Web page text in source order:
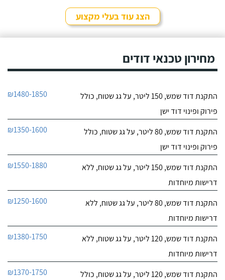
לראות את המיקום של
ההתקנה, המחיר היה הוגן
היה לארג' והשאיר נקי
חייג עכשיו
שביט דודי שמש וחשמל בע"מ
לפרטי העסק
דודי שמש" שירות טוב,
חייג עכשיו
הצג עוד בעלי מקצוע
מחירון טכנאי דודים
התקנת דוד שמש, 150 ליטר, על גג שטוח, כולל
פירוק ופינוי דוד ישן
₪1480-1850
התקנת דוד שמש, 80 ליטר, על גג שטוח, כולל
פירוק ופינוי דוד ישן
₪1350-1600
התקנת דוד שמש, 150 ליטר, על גג שטוח, ללא
דרישות מיוחדות
₪1550-1880
התקנת דוד שמש, 80 ליטר, על גג שטוח, ללא
דרישות מיוחדות
₪1250-1600
התקנת דוד שמש, 120 ליטר, על גג שטוח, ללא
דרישות מיוחדות
₪1380-1750
התקנת דוד שמש, 120 ליטר, על גג שטוח, כולל
₪1370-1750